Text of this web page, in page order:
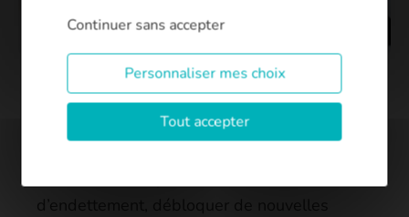
Rachat de crédit à Pornic
Si vous avez souscrit à de multiples crédits et
vos mensualités, baisser votre taux
d’endettement, débloquer de nouvelles
Continuer sans accepter
Personnaliser mes choix
Tout accepter